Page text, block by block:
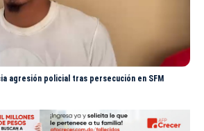
agresión policial tras persecución en SFM